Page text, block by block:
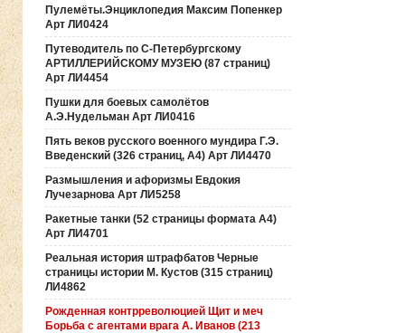
Пулемёты.Энциклопедия Максим Попенкер
Арт ЛИ0424
Путеводитель по С-Петербургскому
АРТИЛЛЕРИЙСКОМУ МУЗЕЮ (87 страниц)
Арт ЛИ4454
Пушки для боевых самолётов
А.Э.Нудельман Арт ЛИ0416
Пять веков русского военного мундира Г.Э.
Введенский (326 страниц, А4) Арт ЛИ4470
Размышления и афоризмы Евдокия
Лучезарнова Арт ЛИ5258
Ракетные танки (52 страницы формата А4)
Арт ЛИ4701
Реальная история штрафбатов Черные
страницы истории М. Кустов (315 страниц)
ЛИ4862
Рожденная контрреволюцией Щит и меч
Борьба с агентами врага А. Иванов (213